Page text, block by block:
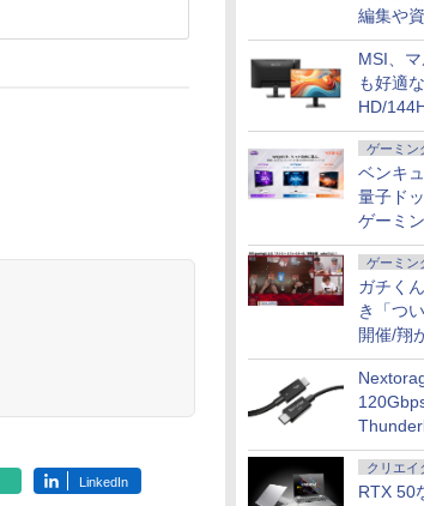
編集や
MSI、
も好適
HD/
ゲーミン
ベンキ
量子ド
ゲーミ
種
ゲーミン
ガチく
き「つ
開催/翔
任など」
クリエイ
RTX 50
LinkedIn